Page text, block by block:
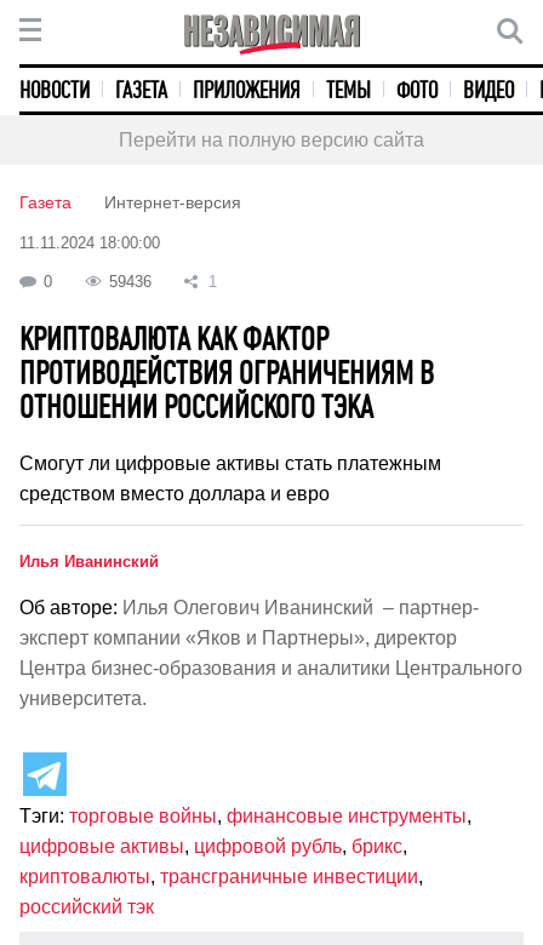
НОВОСТИ ГАЗЕТА ПРИЛОЖЕНИЯ ТЕМЫ ФОТО ВИДЕО
Перейти на полную версию сайта
Газета Интернет-версия
11.11.2024 18:00:00
0 59436 1
КРИПТОВАЛЮТА КАК ФАКТОР
ПРОТИВОДЕЙСТВИЯ ОГРАНИЧЕНИЯМ В
ОТНОШЕНИИ РОССИЙСКОГО ТЭКА
Смогут ли цифровые активы стать платежным
средством вместо доллара и евро
Илья Иванинский
Об авторе: Илья Олегович Иванинский – партнер-
эксперт компании «Яков и Партнеры», директор
Центра бизнес-образования и аналитики Центрального
университета.
Тэги: торговые войны, финансовые инструменты,
цифровые активы, цифровой рубль, брикс,
криптовалюты, трансграничные инвестиции,
российский тэк